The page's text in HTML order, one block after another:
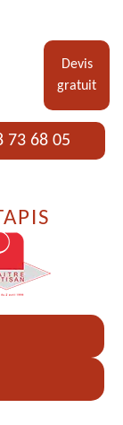
Devis
gratuit
73 68 05